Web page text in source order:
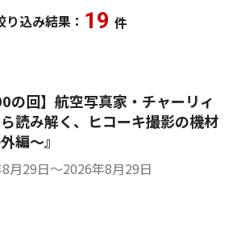
り込み結果： 19 件
の回】航空写真家・チャーリィ
読み解く、ヒコーキ撮影の機材
編～』
月29日〜2026年8月29日